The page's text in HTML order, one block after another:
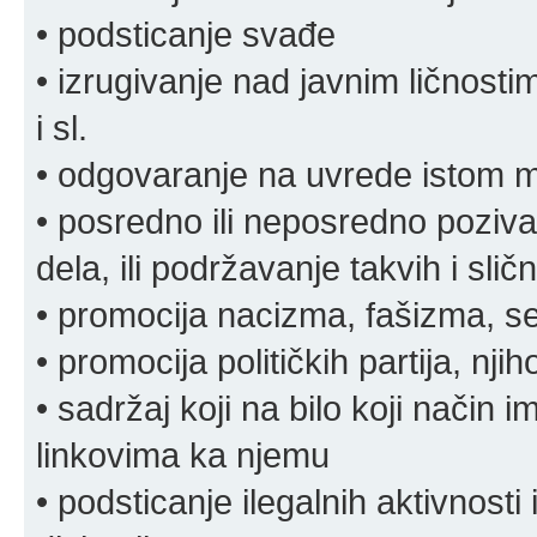
• podsticanje svađe
• izrugivanje nad javnim
i sl.
• odgovaranje na uvrede istom
• posredno ili neposredno
dela, ili podržavanje takvih i
• promocija nacizma, fašizma,
• promocija političkih partija,
• sadržaj koji na bilo koji način
linkovima ka njemu
• podsticanje ilegalnih